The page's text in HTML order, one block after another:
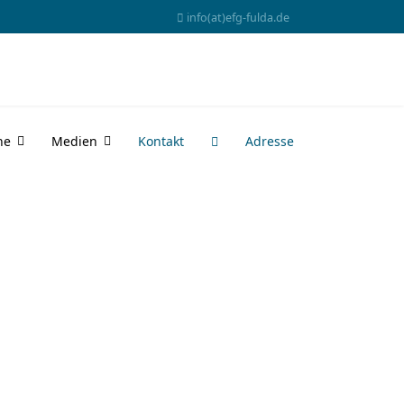
info(at)efg-fulda.de
Medien Kontakt Adresse